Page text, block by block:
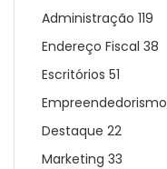
Administração 119
Endereço Fiscal 38
Escritórios 51
Empreendedorismo
Destaque 22
Marketing 33